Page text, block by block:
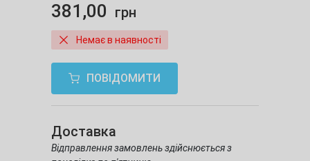
381,00 грн
Немає в наявності
ПОВІДОМИТИ
Доставка
Відправлення замовлень здійснюється з